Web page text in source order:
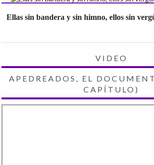
Ellas sin bandera y sin himno, ellos sin
VIDEO
APEDREADOS, EL
CAPÍTULO)